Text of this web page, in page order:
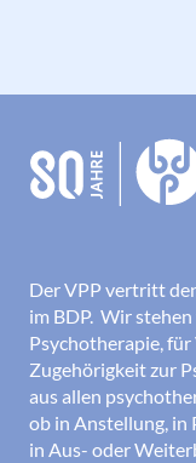
Der VPP vertritt
im BDP. Wir
Psychotherapie,
Zugehörigkeit zur
aus allen
ob in Anstellung, in
in Aus- oder